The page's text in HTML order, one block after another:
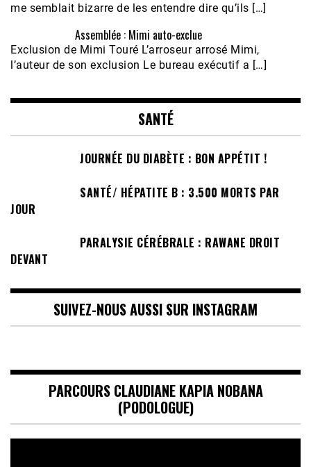
me semblait bizarre de les entendre dire qu’ils […]
Assemblée : Mimi auto-exclue
Exclusion de Mimi Touré L’arroseur arrosé Mimi,
l’auteur de son exclusion Le bureau exécutif a […]
SANTÉ
JOURNÉE DU DIABÈTE : BON APPÉTIT !
SANTÉ/ HÉPATITE B : 3.500 MORTS PAR
JOUR
PARALYSIE CÉRÉBRALE : RAWANE DROIT
DEVANT
SUIVEZ-NOUS AUSSI SUR INSTAGRAM
PARCOURS CLAUDIANE KAPIA NOBANA
(PODOLOGUE)